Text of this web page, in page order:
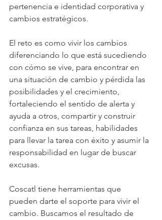
pertenencia e identidad corporativa y
cambios estratégicos.
El reto es como vivir los cambios
diferenciando lo que está sucediendo
con cómo se vive, para encontrar en
una situación de cambio y pérdida las
posibilidades y el crecimiento,
fortaleciendo el sentido de alerta y
ayuda a otros, compartir y construir
confianza en sus tareas, habilidades
para llevar la tarea con éxito y asumir la
responsabilidad en lugar de buscar
excusas.
Coscatl tiene herramientas que
pueden darte el soporte para vivir el
cambio. Buscamos el resultado de